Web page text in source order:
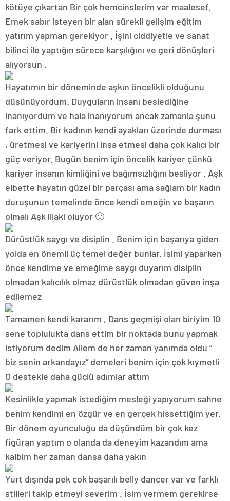
kötüye çıkartan Bir çok hemcinslerim var maalesef.
Emek sabır isteyen bir alan sürekli gelişim eğitim
yatırım yapman gerekiyor . İşini ciddiyetle ve sanat
bilinci ile yaptığın sürece karşılığını ve geri dönüşleri
alıyorsun .
Hayatımın bir döneminde aşkın öncelikli olduğunu
düşünüyordum. Duyguların insanı beslediğine
inanıyordum ve hala inanıyorum ancak zamanla şunu
fark ettim. Bir kadının kendi ayakları üzerinde durması
, üretmesi ve kariyerini inşa etmesi daha çok kalıcı bir
güç veriyor. Bugün benim için öncelik kariyer çünkü
kariyer insanın kimliğini ve bağımsızlığını besliyor . Aşk
elbette hayatın güzel bir parçası ama sağlam bir kadın
duruşunun temelinde önce kendi emeğin ve başarın
olmalı Aşk illaki oluyor 🙂
Dürüstlük saygı ve disiplin . Benim için başarıya giden
yolda en önemli üç temel değer bunlar. İşimi yaparken
önce kendime ve emeğime saygı duyarım disiplin
olmadan kalıcılık olmaz dürüstlük olmadan güven inşa
edilemez
Tamamen kendi kararım , Dans geçmişi olan biriyim 10
sene toplulukta dans ettim bir noktada bunu yapmak
istiyorum dedim Ailem de her zaman yanımda oldu “
biz senin arkandayız” demeleri benim için çok kıymetli
O destekle daha güçlü adımlar attım
Kesinlikle yapmak istediğim mesleği yapıyorum sahne
benim kendimi en özgür ve en gerçek hissettiğim yer.
Bir dönem oyunculuğu da düşündüm bir çok kez
figüran yaptım o olanda da deneyim kazandım ama
kalbim her zaman dansa daha yakın
Yurt dışında pek çok başarılı belly dancer var ve farklı
stilleri takip etmeyi severim . İsim vermem gerekirse